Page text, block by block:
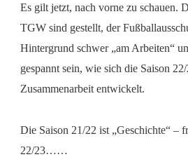
Es gilt jetzt, nach vorne zu schauen.
TGW sind gestellt, der
Hintergrund schwer „am Arbeiten“
gespannt sein, wie sich die Saison
Zusammenarbeit entwickelt.
Die Saison 21/22 ist „Geschichte“ –
22/23……